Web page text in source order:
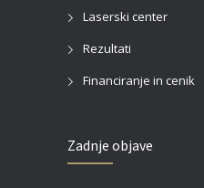
Laserski center
Rezultati
Financiranje in cenik
Zadnje objave